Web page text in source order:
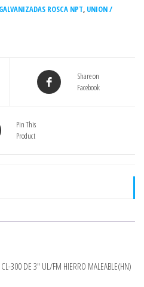
ROSCA NPT, UNION /
Share on
Facebook
Pin This
Product
300 DE 3″ UL/FM HIERRO MALEABLE(HN)